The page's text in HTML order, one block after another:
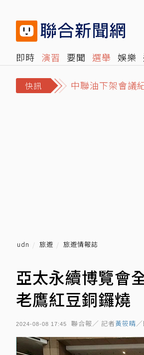
即時 演習 要聞 選舉 娛樂
快訊
中聯油下架會議
百億圓夢計畫出
udn 旅遊 旅遊情報誌
亞太永續博覽會
老鷹紅豆銅鑼燒
2024-08-08 17:45 聯合報／ 記者黃筱晴